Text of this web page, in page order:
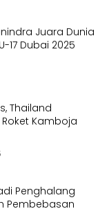
Juara Dunia
17 Dubai 2025
Thailand
Roket Kamboja
Penghalang
Pembebasan